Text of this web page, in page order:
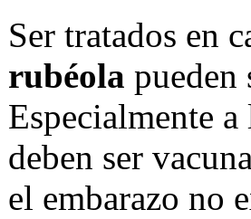
Ser tratados en
rubéola pueden
Especialmente
deben ser
el embarazo no